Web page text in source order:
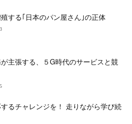
殖する｢日本のパン屋さん｣の正体
が主張する、５G時代のサービスと競
るチャレンジを！ 走りながら学び続